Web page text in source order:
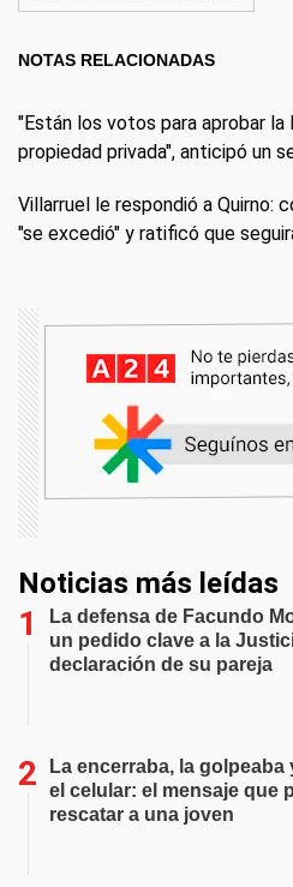
NOTAS RELACIONADAS
"Están los votos para aprobar la
propiedad privada", anticipó un
Villarruel le respondió a Quirno:
"se excedió" y ratificó que
Noticias más leídas
La defensa de Facundo
un pedido clave a la
declaración de su pareja
La encerraba, la golpeaba
el celular: el mensaje que
rescatar a una joven